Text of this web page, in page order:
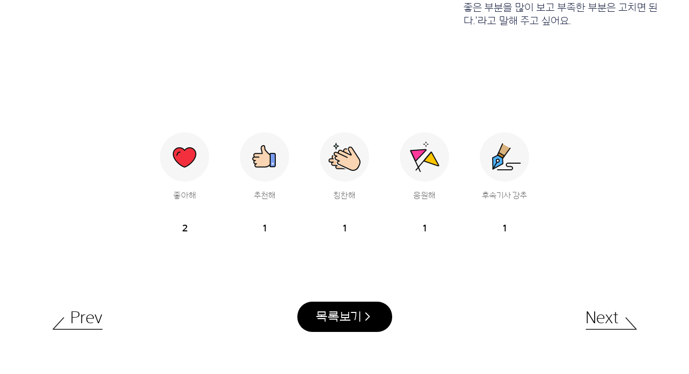
좋은 부분을 많이 보고 부족한 부분은 고치면 된
다.'라고 말해 주고 싶어요.
좋아해
2
추천해
1
칭찬해
1
응원해
1
후속기사 강추
1
목록보기
Prev Next